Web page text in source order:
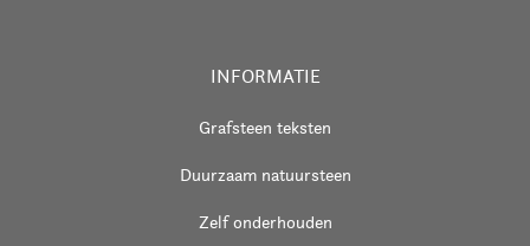
INFORMATIE
Grafsteen teksten
Duurzaam natuursteen
Zelf onderhouden